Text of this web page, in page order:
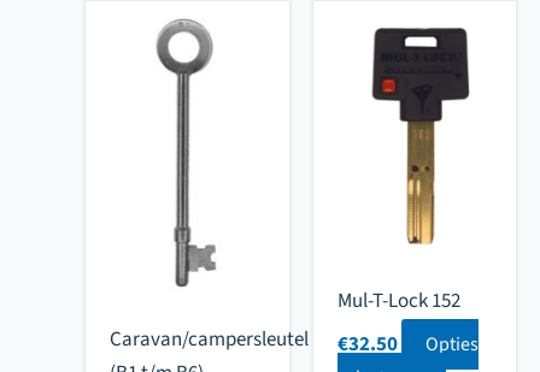
Caravan/campersleutel
Mul-T-Lock 152
€32.50
Opties